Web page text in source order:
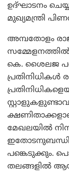
ഉദ്ഘാടനം
മുഖ്യമന്ത്രി
അമ്പതോളം
സമ്മേളനത്തില്‍
കെ. ശൈലജ
പ്രതിനിധികള്‍
മേഖലയില്‍
പങ്കെടുക്കും.
തലങ്ങളില്‍